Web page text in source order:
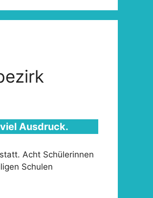
Ausdruck.
Acht Schülerinnen
Schulen